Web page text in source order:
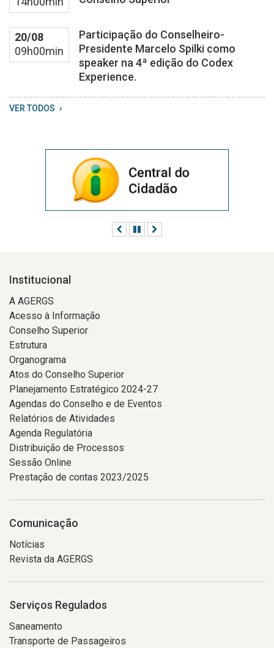
20/08
09h00min
Participação do Conselheiro-
Presidente Marcelo Spilki como
speaker na 4ª edição do Codex
Experience.
VER TODOS
AnteriorPausar
Institucional
A AGERGS
Acesso à Informação
Conselho Superior
Estrutura
Organograma
Atos do Conselho Superior
Planejamento Estratégico 2024-27
Agendas do Conselho e de Eventos
Relatórios de Atividades
Agenda Regulatória
Distribuição de Processos
Sessão Online
Prestação de contas 2023/2025
Comunicação
Notícias
Revista da AGERGS
Serviços Regulados
Saneamento
Transporte de Passageiros